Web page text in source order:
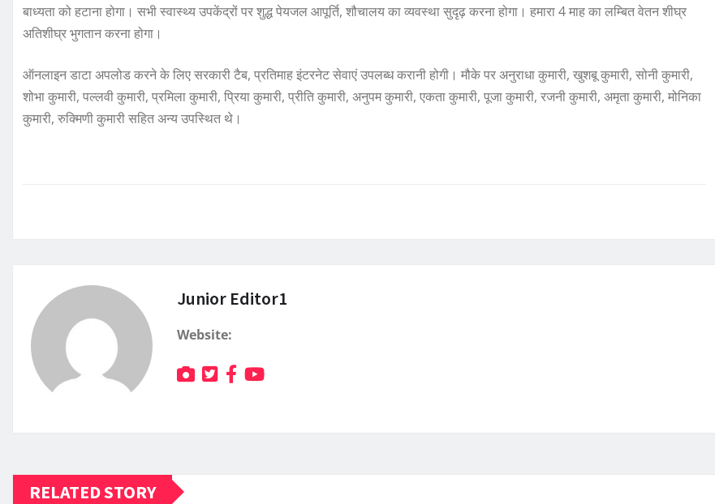
बाध्यता को हटाना होगा। सभी स्वास्थ्य उपकेंद्रों पर शुद्ध पेयजल आपूर्ति, शौचालय का व्यवस्था सुदृढ़ करना होगा। हमारा 4 माह का लम्बित वेतन शीघ्र
अतिशीघ्र भुगतान करना होगा।
ऑनलाइन डाटा अपलोड करने के लिए सरकारी टैब, प्रतिमाह इंटरनेट सेवाएं उपलब्ध करानी होगी। मौके पर अनुराधा कुमारी, खुशबू कुमारी, सोनी कुमारी,
शोभा कुमारी, पल्लवी कुमारी, प्रमिला कुमारी, प्रिया कुमारी, प्रीति कुमारी, अनुपम कुमारी, एकता कुमारी, पूजा कुमारी, रजनी कुमारी, अमृता कुमारी, मोनिका
कुमारी, रुक्मिणी कुमारी सहित अन्य उपस्थित थे।
Junior Editor1
Website:
RELATED STORY